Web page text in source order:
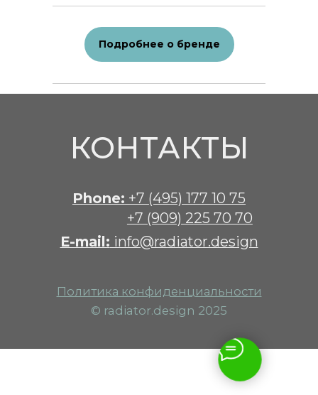
Подробнее о бренде
КОНТАКТЫ
+7 (909) 225 70 70
Политика конфиденциальности
© radiator.design 2025